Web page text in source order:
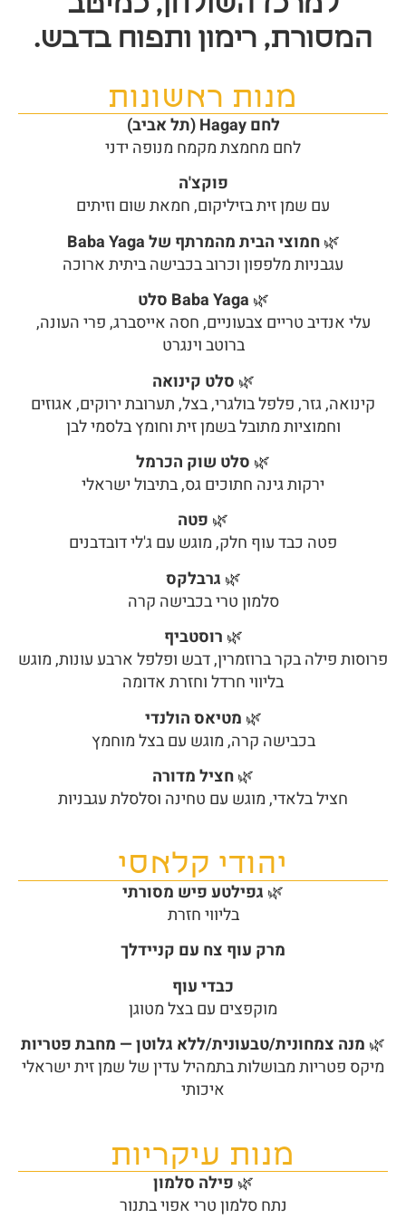
המסורת, רימון ותפוח בדבש.
מנות ראשונות
לחם Hagay (תל אביב)
לחם מחמצת מקמח מנופה ידני
פוקצ'ה
עם שמן זית בזיליקום, חמאת שום וזיתים
🌿חמוצי הבית מהמרתף של Baba Yaga
עגבניות מלפפון וכרוב בכבישה ביתית ארוכה
🌿 Baba Yaga סלט
עלי אנדיב טריים צבעוניים, חסה אייסברג, פרי העונה,
ברוטב וינגרט
🌿 סלט קינואה
קינואה, גזר, פלפל בולגרי, בצל, תערובת ירוקים, אגוזים
וחמוציות מתובל בשמן זית וחומץ בלסמי לבן
🌿 סלט שוק הכרמל
ירקות גינה חתוכים גס, בתיבול ישראלי
🌿 פטה
פטה כבד עוף חלק, מוגש עם ג'לי דובדבנים
🌿 גרבלקס
סלמון טרי בכבישה קרה
🌿 רוסטביף
פרוסות פילה בקר ברוזמרין, דבש ופלפל ארבע עונות, מוגש
בליווי חרדל וחזרת אדומה
🌿 מטיאס הולנדי
בכבישה קרה, מוגש עם בצל מוחמץ
🌿חציל מדורה
חציל בלאדי, מוגש עם טחינה וסלסלת עגבניות
יהודי קלאסי
🌿 גפילטע פיש מסורתי
בליווי חזרת
מרק עוף צח עם קניידלך
כבדי עוף
מוקפצים עם בצל מטוגן
🌿 מנה צמחונית/טבעונית/ללא גלוטן — מחבת פטריות
מיקס פטריות מבושלות בתמהיל עדין של שמן זית ישראלי
איכותי
מנות עיקריות
🌿 פילה סלמון
נתח סלמון טרי אפוי בתנור